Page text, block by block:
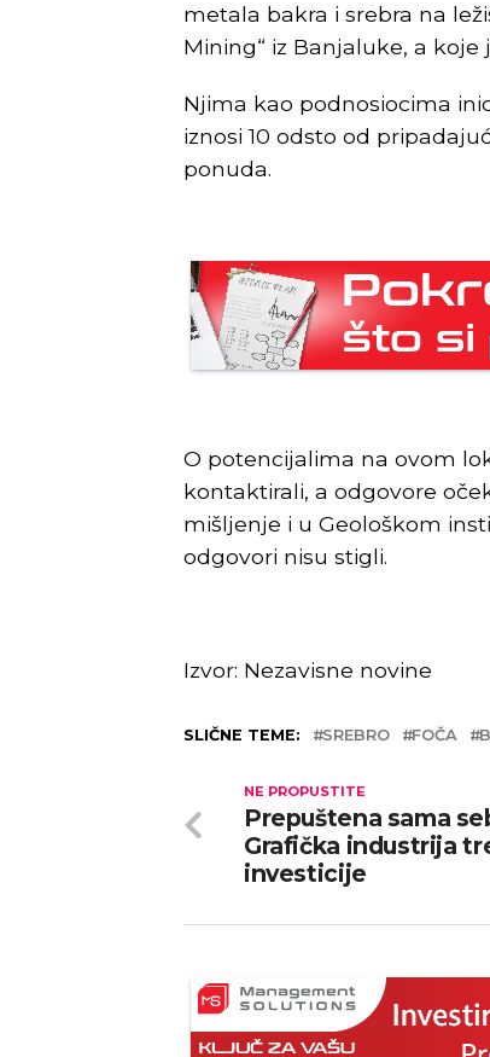
metala bakra i srebra na
Mining“ iz Banjaluke, a koje
Njima kao podnosiocima
iznosi 10 odsto od
ponuda.
O potencijalima na ovom
kontaktirali, a odgovore
mišljenje i u Geološkom
odgovori nisu stigli.
Izvor: Nezavisne novine
SLIČNE TEME: SREBRO FOČA
NE PROPUSTITE
Prepuštena sama
Grafička industrija
investicije